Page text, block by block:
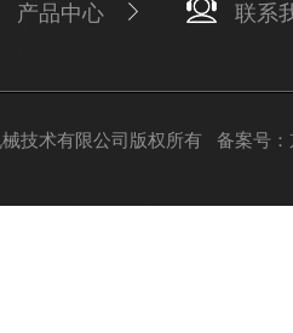
产品中心 联系
技术有限公司版权所有 备案号：